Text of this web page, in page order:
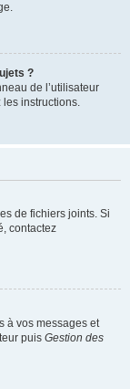
?
de l’utilisateur
les instructions.
de fichiers joints. Si
contactez
à vos messages et
puis Gestion des